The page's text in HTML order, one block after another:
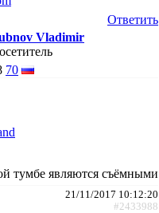
Ответить
Vladimir
70
тумбе являются съёмными
21/11/2017 10:12:20
#2433988